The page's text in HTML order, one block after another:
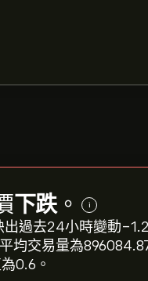
下跌。 i
過去24小時變動‎-
均交易量為
0.6。